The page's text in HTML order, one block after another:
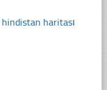
hindistan haritası